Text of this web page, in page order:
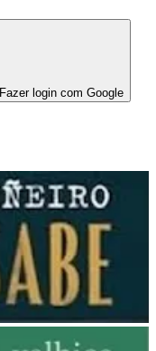
Fazer login com Google